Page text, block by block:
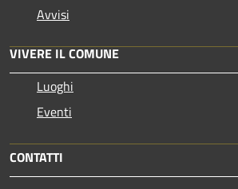
Avvisi
VIVERE IL COMUNE
Luoghi
Eventi
CONTATTI